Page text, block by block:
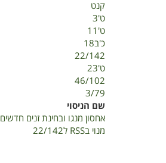
קנט
ט'3
ט'11
כ'ב18
22/142
ט'23
46/102
3/79
שם הניסוי
אחסון מנגו ובחינת זנים חדשים
מנוי בRSS ל22/142